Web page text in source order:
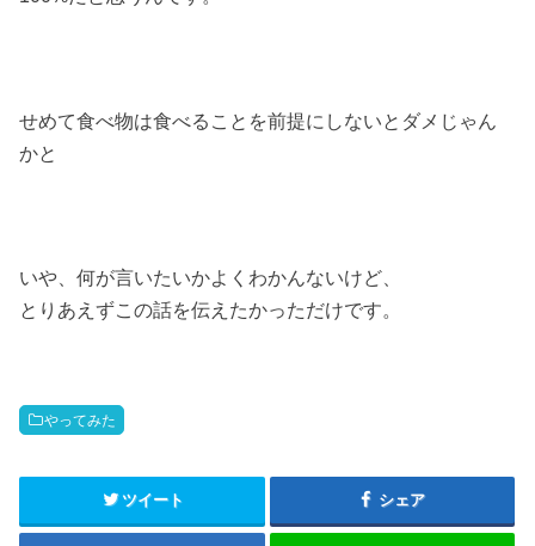
せめて食べ物は食べることを前提にしないとダメじゃん
かと
いや、何が言いたいかよくわかんないけど、
とりあえずこの話を伝えたかっただけです。
やってみた
ツイート シェア